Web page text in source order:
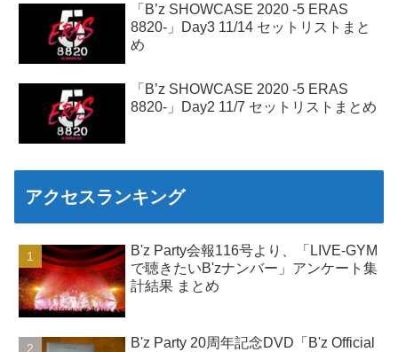
「B’z SHOWCASE 2020 -5 ERAS
8820-」Day3 11/14 セットリストまと
め
「B’z SHOWCASE 2020 -5 ERAS
8820-」Day2 11/7 セットリストまとめ
アクセスランキング
B'z Party会報116号より、「LIVE-GYM
で聴きたいB'zナンバー」アンケート集
計結果 まとめ
B'z Party 20周年記念DVD「B'z Official